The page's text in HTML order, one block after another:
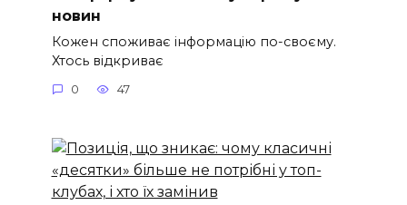
новин
Кожен споживає інформацію по-своєму.
Хтось відкриває
0 47